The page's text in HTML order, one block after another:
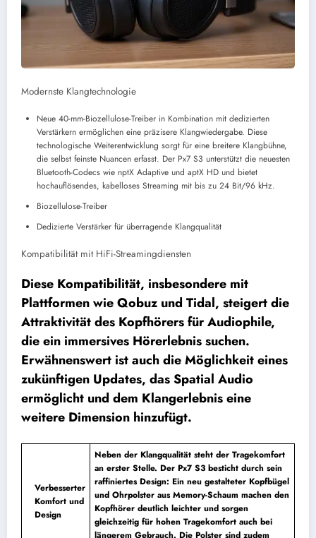
Modernste Klangtechnologie
Neue 40-mm-Biozellulose-Treiber in Kombination mit dedizierten
Verstärkern ermöglichen eine präzisere Klangwiedergabe. Diese
technologische Weiterentwicklung sorgt für eine breitere Klangbühne,
die selbst feinste Nuancen erfasst. Der Px7 S3 unterstützt die neuesten
Bluetooth-Codecs wie nptX Adaptive und aptX HD und bietet
hochauflösendes, kabelloses Streaming mit bis zu 24 Bit/96 kHz.
Biozellulose-Treiber
Dedizierte Verstärker für überragende Klangqualität
Kompatibilität mit HiFi-Streamingdiensten
Diese Kompatibilität, insbesondere mit
Plattformen wie Qobuz und Tidal, steigert die
Attraktivität des Kopfhörers für Audiophile,
die ein immersives Hörerlebnis suchen.
Erwähnenswert ist auch die Möglichkeit eines
zukünftigen Updates, das Spatial Audio
ermöglicht und dem Klangerlebnis eine
weitere Dimension hinzufügt.
Verbesserter
Komfort und
Design
Neben der Klangqualität steht der Tragekomfort
an erster Stelle. Der Px7 S3 besticht durch sein
raffiniertes Design: Ein neu gestalteter Kopfbügel
und Ohrpolster aus Memory-Schaum machen den
Kopfhörer deutlich leichter und sorgen
gleichzeitig für hohen Tragekomfort auch bei
längerem Gebrauch. Die Polster sind zudem